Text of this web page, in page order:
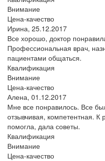
Внимание
Цена-качество
Ирина, 25.12.2017
Все хорошо, доктор
Профессиональная врач,
пациентами общаться.
Квалификация
Внимание
Цена-качество
Алена, 01.12.2017
Мне все понравилось. Все
отзывчивая, компетентная.
помогла, дала советы.
Квалификация
Внимание
Цена-качество